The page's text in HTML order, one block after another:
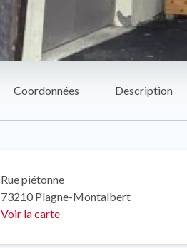
Coordonnées Description
Rue piétonne
73210 Plagne-Montalbert
Voir la carte